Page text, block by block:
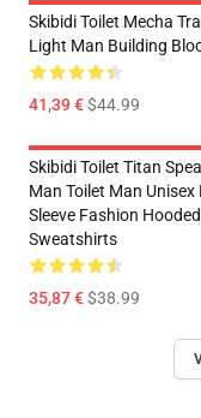
Skibidi Toilet Mecha
Light Man Building
41,39 €$44.99
Skibidi Toilet Titan
Man Toilet Man Unisex
Sleeve Fashion Hooded
Sweatshirts
35,87 €$38.99